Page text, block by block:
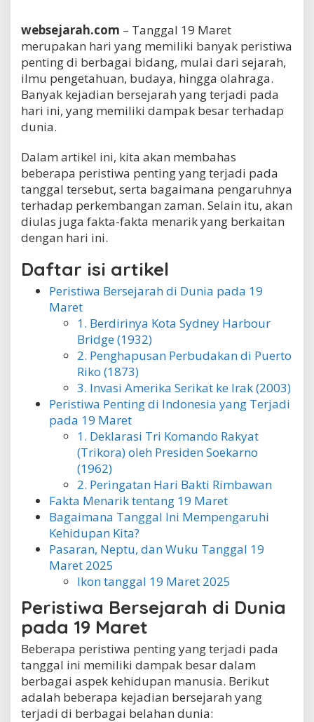
websejarah.com – Tanggal 19 Maret
merupakan hari yang memiliki banyak peristiwa
penting di berbagai bidang, mulai dari sejarah,
ilmu pengetahuan, budaya, hingga olahraga.
Banyak kejadian bersejarah yang terjadi pada
hari ini, yang memiliki dampak besar terhadap
dunia.
Dalam artikel ini, kita akan membahas
beberapa peristiwa penting yang terjadi pada
tanggal tersebut, serta bagaimana pengaruhnya
terhadap perkembangan zaman. Selain itu, akan
diulas juga fakta-fakta menarik yang berkaitan
dengan hari ini.
Daftar isi artikel
Peristiwa Bersejarah di Dunia pada 19
Maret
1. Berdirinya Kota Sydney Harbour
Bridge (1932)
2. Penghapusan Perbudakan di Puerto
Riko (1873)
3. Invasi Amerika Serikat ke Irak (2003)
Peristiwa Penting di Indonesia yang Terjadi
pada 19 Maret
1. Deklarasi Tri Komando Rakyat
(Trikora) oleh Presiden Soekarno
(1962)
2. Peringatan Hari Bakti Rimbawan
Fakta Menarik tentang 19 Maret
Bagaimana Tanggal Ini Mempengaruhi
Kehidupan Kita?
Pasaran, Neptu, dan Wuku Tanggal 19
Maret 2025
Ikon tanggal 19 Maret 2025
Peristiwa Bersejarah di Dunia
pada 19 Maret
Beberapa peristiwa penting yang terjadi pada
tanggal ini memiliki dampak besar dalam
berbagai aspek kehidupan manusia. Berikut
adalah beberapa kejadian bersejarah yang
terjadi di berbagai belahan dunia: